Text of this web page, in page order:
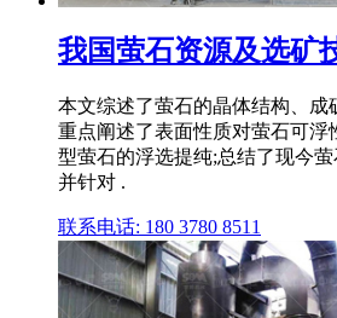
我国萤石资源及选矿
本文综述了萤石的晶体结构、成
重点阐述了表面性质对萤石可浮
型萤石的浮选提纯;总结了现今
并针对 .
联系电话: 180 3780 8511